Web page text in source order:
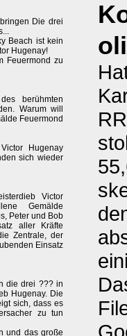
Die drei
Beach ist kein
Hugenay!
Feuermond zu
berühmten
Warum will
Feuermond
Hugenay
sich wieder
Victor
Gemälde
Peter und Bob
aller Kräfte
Zentrale, der
Einsatz
die drei ??? in
Hugenay. Die
sich, dass es
zu tun
und das große